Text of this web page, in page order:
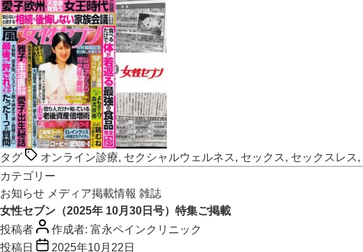
タグ オンライン診療, セクシャルウェルネス, セックス, セックスレス,
カテゴリー
お知らせ メディア掲載情報 雑誌
女性セブン（2025年 10月30日号）特集ご掲載
投稿者
作成者: 富永ペインクリニック
投稿日
2025年10月22日